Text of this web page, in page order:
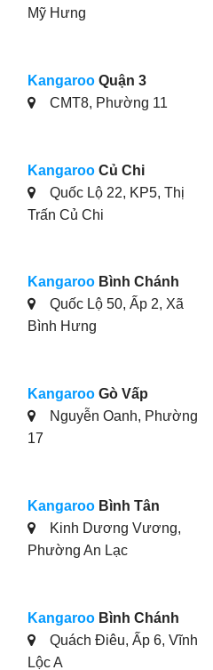
Mỹ Hưng
Kangaroo Quận 3
CMT8, Phường 11
Kangaroo Củ Chi
Quốc Lộ 22, KP5, Thị
Trấn Củ Chi
Kangaroo Bình Chánh
Quốc Lộ 50, Ấp 2, Xã
Bình Hưng
Kangaroo Gò Vấp
Nguyễn Oanh, Phường
17
Kangaroo Bình Tân
Kinh Dương Vương,
Phường An Lạc
Kangaroo Bình Chánh
Quách Điêu, Ấp 6, Vĩnh
Lộc A